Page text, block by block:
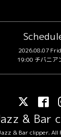
2026.08.07
19:00 チバニア
& Bar
& Bar clipper. All